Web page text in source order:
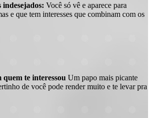
indesejados: Você só vê e aparece para
e que tem interesses que combinam com os
quem te interessou Um papo mais picante
de você pode render muito e te levar pra